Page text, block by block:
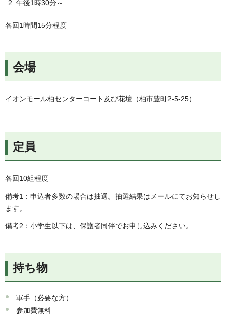
午後1時30分～
各回1時間15分程度
会場
イオンモール柏センターコート及び花壇（柏市豊町2-5-25）
定員
各回10組程度
備考1：申込者多数の場合は抽選。抽選結果はメールにてお知らせし
ます。
備考2：小学生以下は、保護者同伴でお申し込みください。
持ち物
軍手（必要な方）
参加費無料